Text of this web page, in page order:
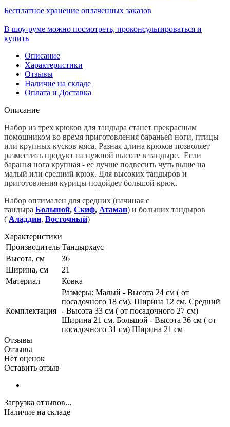
Бесплатное хранение оплаченных заказов
В шоу-руме можно посмотреть, проконсультироваться и
купить
Описание
Характеристики
Отзывы
Наличие на складе
Оплата и Доставка
Описание
Набор из трех крюков для тандыра станет прекрасным
помощником во время приготовления бараньей ноги, птицы
или крупных кусков мяса. Разная длина крюков позволяет
разместить продукт на нужной высоте в тандыре. Если
баранья нога крупная - ее лучше подвесить чуть выше на
малый или средний крюк. Для высоких тандыров и
приготовления курицы подойдет большой крюк.
Набор оптимален для средних (начиная с
тандыра Большой, Скиф, Атаман) и больших тандыров
( Аладдин, Восточный)
Характеристики
Производитель Тандырхаус
Высота, см
36
Ширина, см
21
Материал
Ковка
Комплектация
Размеры: Малый - Высота 24 см ( от
посадочного 18 см). Ширина 12 см. Средний
- Высота 33 см ( от посадочного 27 см)
Ширина 21 см. Большой - Высота 36 см ( от
посадочного 31 см) Ширина 21 см
Отзывы
Отзывы
Нет оценок
Оставить отзыв
Загрузка отзывов...
Наличие на складе